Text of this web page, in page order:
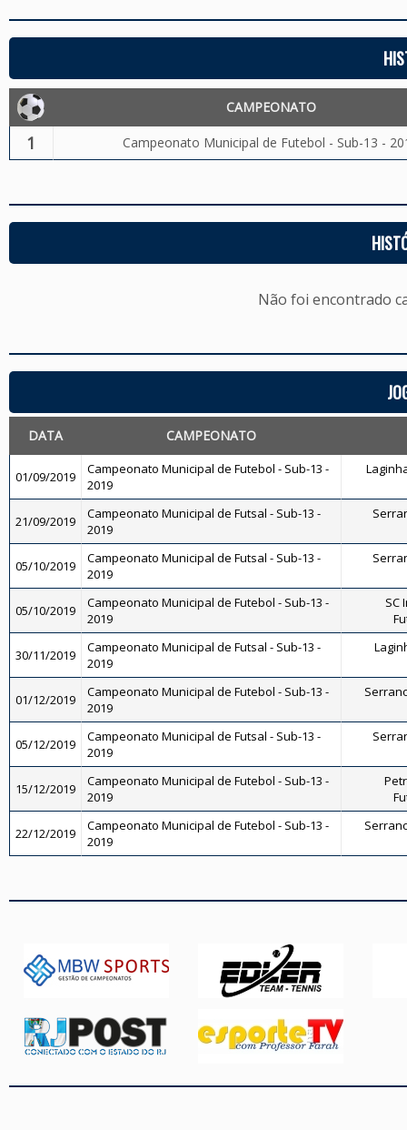
CAMPEONATO
1 Campeonato Municipal de Futebol - Sub-13 -
Não foi encontrado
DATA CAMPEONATO
01/09/2019
Campeonato Municipal de Futebol - Sub-13 -
2019
21/09/2019
Campeonato Municipal de Futsal - Sub-13 -
2019
05/10/2019
Campeonato Municipal de Futsal - Sub-13 -
2019
05/10/2019
Campeonato Municipal de Futebol - Sub-13 -
2019
SC
30/11/2019
Campeonato Municipal de Futsal - Sub-13 -
2019
01/12/2019
Campeonato Municipal de Futebol - Sub-13 -
2019
05/12/2019
Campeonato Municipal de Futsal - Sub-13 -
2019
15/12/2019
Campeonato Municipal de Futebol - Sub-13 -
2019
22/12/2019
Campeonato Municipal de Futebol - Sub-13 -
2019